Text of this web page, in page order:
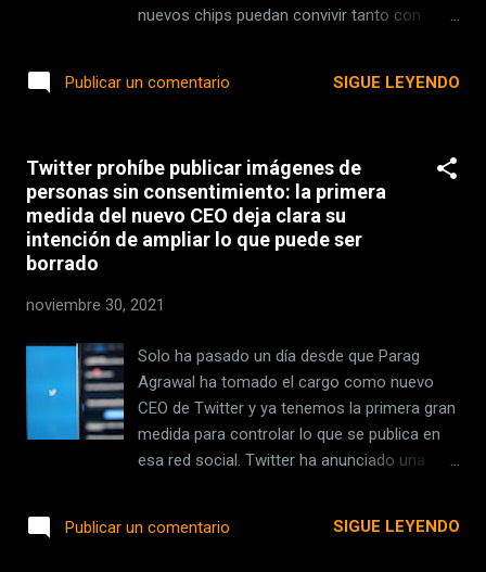
cibernéticos, y es la primera en la que se ha
Respuesta Rápida contra el Lavado de
nuevos chips puedan convivir tanto con
contexto actual de déficit de
sus nuevos procesadores lo ideal es que
cohabiten con memorias DDR5 . Esta es la
razón por la que estábamos deseando
ponerlas a prueba. Y acabamos de hacerlo.
artículo son dos módulos DDR5 fabricados
cada uno de ellos y diseñados para trabajar
a una frecuencia de reloj efectiva de nada
menos que 5200 MHz . Precisamente una de
las bazas que permite a estos chips de
memoria aventajar a los módulos DDR4 es
módulos DDR5 junto a sus chips 'A...
Publicar un comentario SIGUE LEYENDO
Twitter prohíbe publicar imágenes de
personas sin consentimiento: la primera
medida del nuevo CEO deja clara su
intención de ampliar lo que puede ser
borrado
noviembre 30, 2021
Solo ha pasado un día desde que Parag
Agrawal ha tomado el cargo como nuevo
CEO de Twitter y ya tenemos la primera gran
medida para controlar lo que se publica en
esa red social. Twitter ha anunciado una
personas sin su consentimiento . Según
Publicar un comentario SIGUE LEYENDO